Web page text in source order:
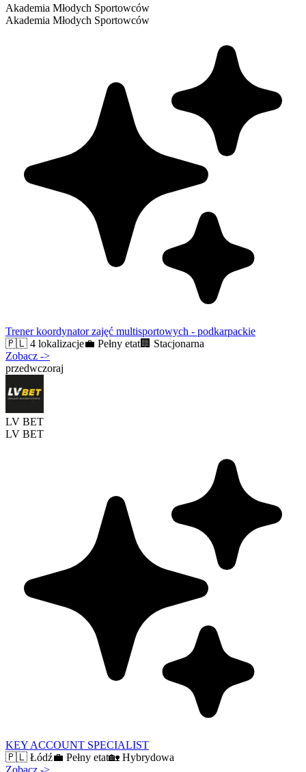
Akademia Młodych Sportowców
Akademia Młodych Sportowców
Trener koordynator zajęć multisportowych - podkarpackie
🇵🇱 4 lokalizacje💼 Pełny etat🏢 Stacjonarna
Zobacz ->
przedwczoraj
LV BET
LV BET
KEY ACCOUNT SPECIALIST
🇵🇱 Łódź💼 Pełny etat🏡 Hybrydowa
Zobacz ->